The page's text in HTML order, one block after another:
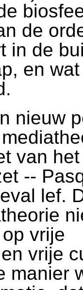
de
in de
en
nieuw
van
--
lef.
vrije
vrije
manier